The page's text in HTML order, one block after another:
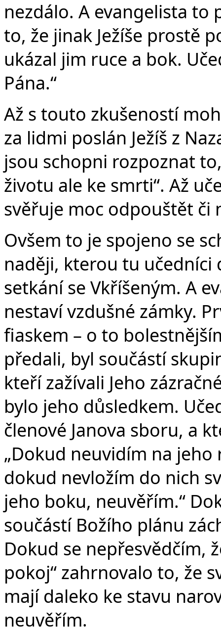
nezdálo. A evangelista
to, že jinak Ježíše prostě
ukázal jim ruce a bok.
Pána.“
Až s touto zkušeností
za lidmi poslán Ježíš z
jsou schopni rozpoznat
životu ale ke smrti“. Až
svěřuje moc odpouštět či
Ovšem to je spojeno se
naději, kterou tu učedníci
setkání se Vkříšeným. A
nestaví vzdušné zámky.
fiaskem – o to
předali, byl součástí
kteří zažívali Jeho
bylo jeho důsledkem.
členové Janova sboru, a
„Dokud neuvidím na
dokud nevložím do nich
jeho boku, neuvěřím.“
součástí Božího plánu
Dokud se nepřesvědčím,
pokoj“ zahrnovalo to, že
mají daleko ke stavu
neuvěřím.